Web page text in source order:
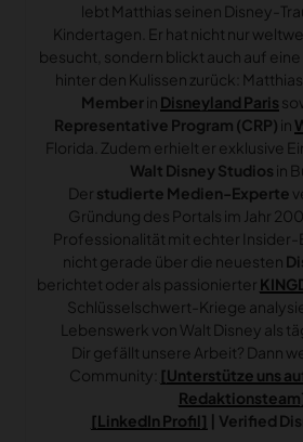
lebt Matthias seinen Disney-
Kindertagen. Er hat nicht nur
besucht, sondern blickt auch auf
hinter den Kulissen zurück:
Memberin Disneyland Paris
Representative Program (CRP) in
Florida. Zudem erhielt er exklusive
Walt Disney Studios in
Der studierte Medien-Experte
Gründung des Portals im Jahr
Professionalität mit echter Insider-
nicht gerade über die neuesten
berichtet oder als passionierter
Schlüsselschwert-Kriege
Lebenswerk von Walt Disney als
Dir gefällt unsere Arbeit? Dann
Community: [Unterstütze uns
[LinkedIn Profil] | Verified